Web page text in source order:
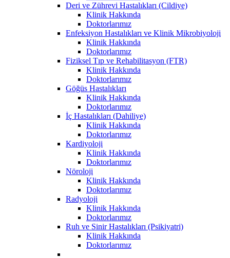
Deri ve Zührevi Hastalıkları (Cildiye)
Klinik Hakkında
Doktorlarımız
Enfeksiyon Hastalıkları ve Klinik Mikrobiyoloji
Klinik Hakkında
Doktorlarımız
Fiziksel Tıp ve Rehabilitasyon (FTR)
Klinik Hakkında
Doktorlarımız
Göğüs Hastalıkları
Klinik Hakkında
Doktorlarımız
İç Hastalıkları (Dahiliye)
Klinik Hakkında
Doktorlarımız
Kardiyoloji
Klinik Hakkında
Doktorlarımız
Nöroloji
Klinik Hakkında
Doktorlarımız
Radyoloji
Klinik Hakkında
Doktorlarımız
Ruh ve Sinir Hastalıkları (Psikiyatri)
Klinik Hakkında
Doktorlarımız